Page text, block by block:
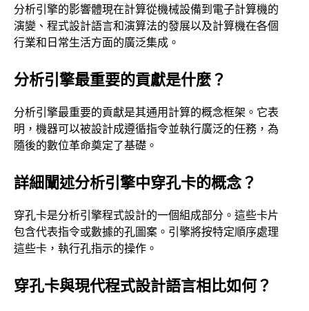
分析引擎的影響體現在計算從機械設備到電子計算機的
演變、程式設計語言和演算法的發展以及計算機在各個
行業和日常生活方面的廣泛集成。
分析引擎最重要的貢獻是什麼？
分析引擎最重要的貢獻是其通用計算的概念框架。它表
明，機器可以被設計成遵循指令並執行廣泛的任務，為
隨後的數位革命奠定了基礎。
詳細闡述分析引擎中穿孔卡的概念？
穿孔卡是分析引擎程式設計的一個組成部分。這些卡片
包含代表指令或數據的孔圖案。引擎將按特定順序處理
這些卡，執行孔指示的操作。
穿孔卡與現代程式設計語言相比如何？